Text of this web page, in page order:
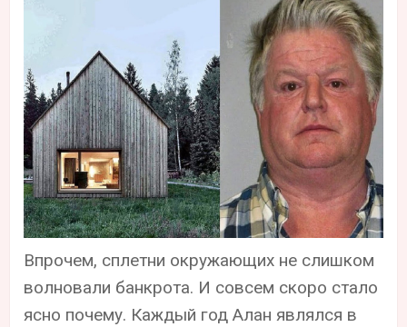
Впрочем, сплетни окружающих не слишком
волновали банкрота. И совсем скоро стало
ясно почему. Каждый год Алан являлся в